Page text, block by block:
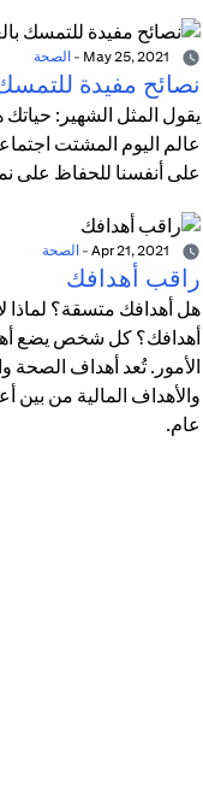
- الصحة
نصائح مفيدة
يقول المثل الشهير: حياتك
عالم اليوم المشتت
على أنفسنا للحفاظ على
- الصحة
راقب أهدافك
هل أهدافك متسقة؟ لماذا
أهدافك؟ كل شخص يضع
الأمور. تُعد أهداف الصحة
والأهداف المالية من بين
عام.